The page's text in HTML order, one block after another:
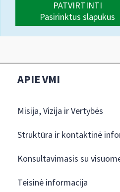
PATVIRTINTI
Pasirinktus slapukus
APIE VMI
Misija, Vizija ir Vertybės
Struktūra ir kontaktinė
Konsultavimasis su
Teisinė informacija